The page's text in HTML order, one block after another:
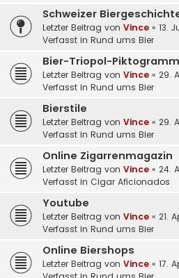
Schweizer
Letzter Beitrag von Vince « 13.
Verfasst in Rund ums Bier
Bier-Triopol-Piktogramm
Letzter Beitrag von Vince « 29.
Verfasst in Rund ums Bier
Bierstile
Letzter Beitrag von Vince « 29.
Verfasst in Rund ums Bier
Online Zigarrenmagazin
Letzter Beitrag von Vince « 24.
Verfasst in Cigar Aficionados
Youtube
Letzter Beitrag von Vince « 21.
Verfasst in Rund ums Bier
Online Biershops
Letzter Beitrag von Vince « 17.